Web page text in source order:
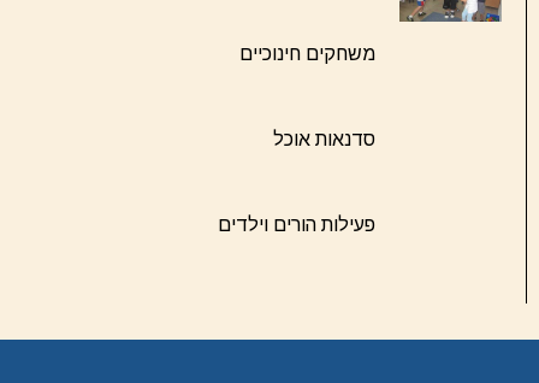
משחקים חינוכיים
סדנאות אוכל
פעילות הורים וילדים